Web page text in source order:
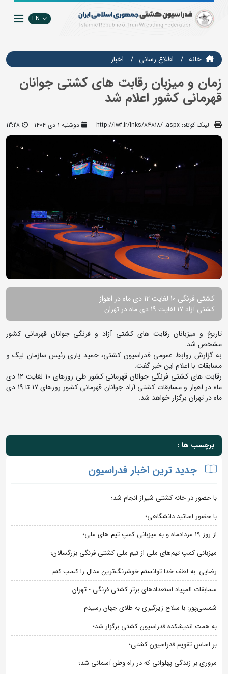
EN
خانه اطلاع رسانی اخبار
زمان و میزبان رقابت های کشتی جوانان
قهرمانی کشور اعلام شد
لینک کوتاه: http://iwf.ir/lnks/84818/-.aspx دوشنبه ۱ دی ۱۴۰۴ 13:28
کشتی فرنگی 10 لغایت 12 دی ماه در اهواز
کشتی آزاد 17 لغایت 19 دی ماه در تهران
تاریخ و میزبانان رقابت های کشتی آزاد و فرنگی جوانان قهرمانی کشور
مشخص شد.
به گزارش روابط عمومی فدراسیون کشتی، حمید یاری رئیس سازمان لیگ و
مسابقات با اعلام این خبر گفت.
رقابت های کشتی فرنگی جوانان قهرمانی کشور طی روزهای 10 لغایت 12 دی
ماه در اهواز و مسابقات کشتی آزاد جوانان قهرمانی کشور روزهای 17 تا 19 دی
ماه در تهران برگزار خواهد شد.
برچسب ها :
جدید ترین اخبار فدراسیون
با حضور در خانه کشتی شیراز انجام شد؛
با حضور اساتید دانشگاهی؛
از روز 19 مردادماه و به میزبانی کمپ تیم های ملی؛
میزبانی کمپ تیم‌های ملی از تیم ملی کشتی فرنگی بزرگسالان؛
رضایی: به لطف خدا توانستم خوشرنگ‌ترین مدال را کسب کنم
مسابقات المپیاد استعدادهای برتر کشتی فرنگی - تهران
شمسی‌پور: با سلاح زیرگیری به طلای جهان رسیدم
به همت اندیشکده فدراسیون کشتی برگزار شد؛
بر اساس تقویم فدراسیون کشتی؛
مروری بر زندگی پهلوانی که در راه وطن آسمانی شد؛